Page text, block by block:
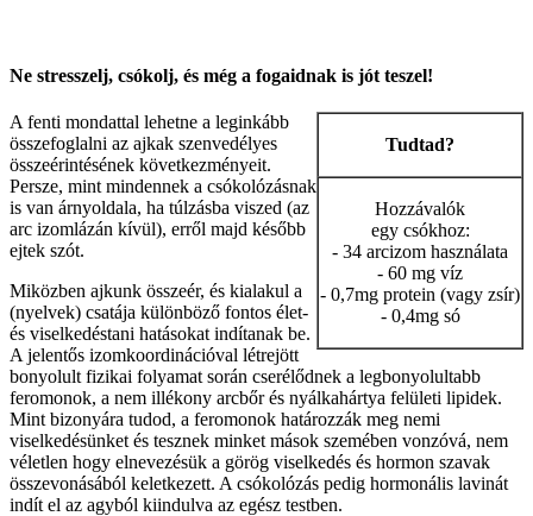
Ne stresszelj, csókolj, és még a fogaidnak is jót teszel!
Tudtad?
Hozzávalók
egy csókhoz:
- 34 arcizom használata
- 60 mg víz
- 0,7mg protein (vagy zsír)
- 0,4mg só
A fenti mondattal lehetne a leginkább
összefoglalni az ajkak szenvedélyes
összeérintésének következményeit.
Persze, mint mindennek a csókolózásnak
is van árnyoldala, ha túlzásba viszed (az
arc izomlázán kívül), erről majd később
ejtek szót.
Miközben ajkunk összeér, és kialakul a
(nyelvek) csatája különböző fontos élet-
és viselkedéstani hatásokat indítanak be.
A jelentős izomkoordinációval létrejött
bonyolult fizikai folyamat során cserélődnek a legbonyolultabb
feromonok, a nem illékony arcbőr és nyálkahártya felületi lipidek.
Mint bizonyára tudod, a feromonok határozzák meg nemi
viselkedésünket és tesznek minket mások szemében vonzóvá, nem
véletlen hogy elnevezésük a görög viselkedés és hormon szavak
összevonásából keletkezett. A csókolózás pedig hormonális lavinát
indít el az agyból kiindulva az egész testben.